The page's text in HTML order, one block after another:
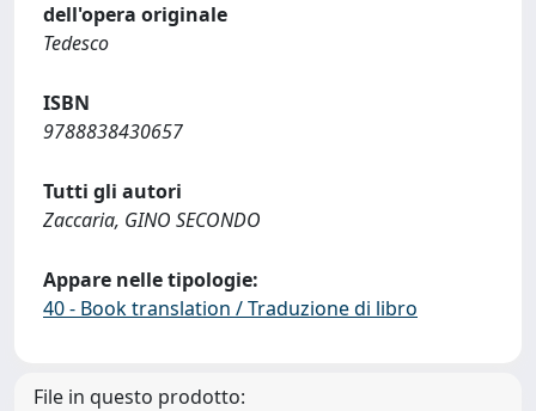
dell'opera originale
Tedesco
ISBN
9788838430657
Tutti gli autori
Zaccaria, GINO SECONDO
Appare nelle tipologie:
40 - Book translation / Traduzione di libro
File in questo prodotto: